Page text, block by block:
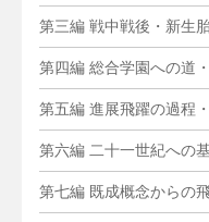
第三編 戦中戦後・新生
第四編 総合学園への道
第五編 進展飛躍の過程
第六編 二十一世紀への
第七編 既成概念からの